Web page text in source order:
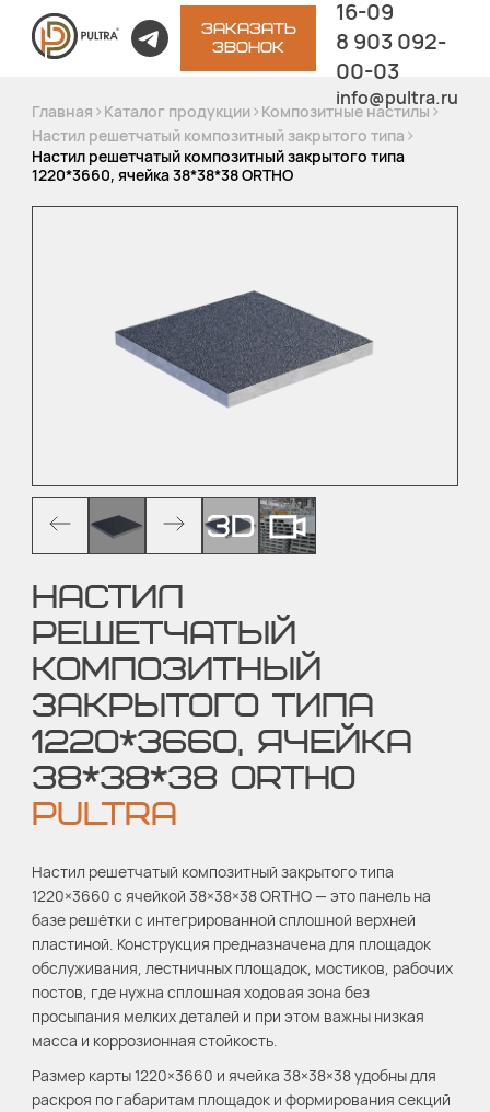
ЗАКАЗАТЬ
ЗВОНОК
16-09
8 903 092-
00-03
info@pultra.ru
Главная > Каталог продукции> Композитные настилы>
Настил решетчатый композитный закрытого типа >
Настил решетчатый композитный закрытого типа
1220*3660, ячейка 38*38*38 ORTHO
НАСТИЛ
РЕШЕТЧАТЫЙ
КОМПОЗИТНЫЙ
ЗАКРЫТОГО ТИПА
1220*3660, ЯЧЕЙКА
38*38*38 ORTHO
PULTRA
Настил решетчатый композитный закрытого типа
1220×3660 с ячейкой 38×38×38 ORTHO — это панель на
базе решётки с интегрированной сплошной верхней
пластиной. Конструкция предназначена для площадок
обслуживания, лестничных площадок, мостиков, рабочих
постов, где нужна сплошная ходовая зона без
просыпания мелких деталей и при этом важны низкая
масса и коррозионная стойкость.
Размер карты 1220×3660 и ячейка 38×38×38 удобны для
раскроя по габаритам площадок и формирования секций